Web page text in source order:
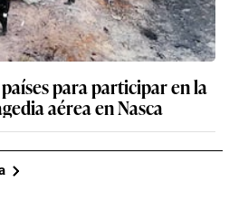
para participar en la
aérea en Nasca